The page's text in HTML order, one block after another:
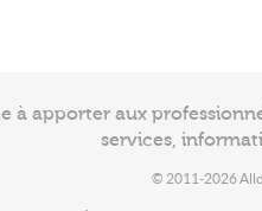
à apporter aux
services,
© 2011-2026